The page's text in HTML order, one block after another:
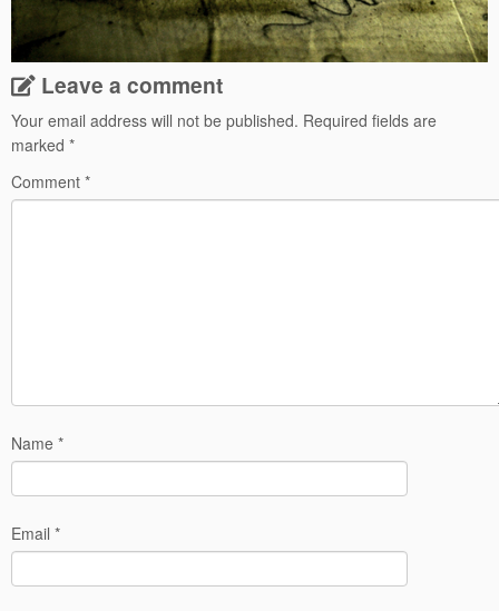
Leave a comment
Your email address will not be published. Required fields are
marked *
Comment *
Name *
Email *